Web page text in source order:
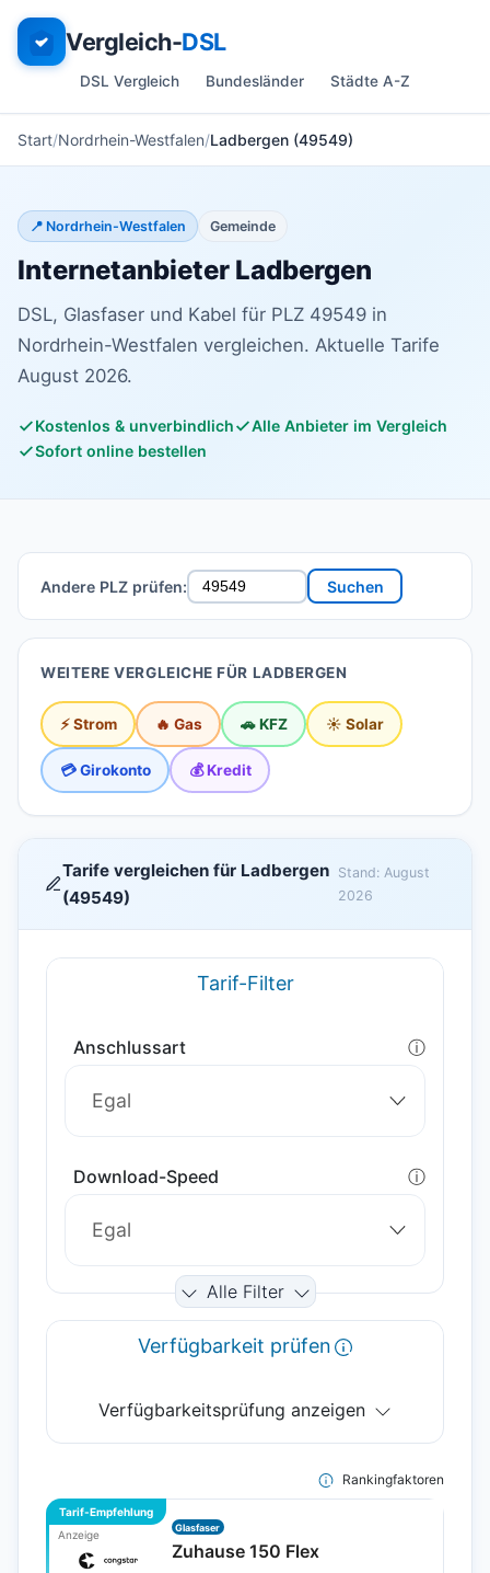
Vergleich-DSL
DSL Vergleich Bundesländer Städte A-Z
Start Nordrhein-Westfalen Ladbergen (49549)
📍 Nordrhein-Westfalen Gemeinde
Internetanbieter Ladbergen
DSL, Glasfaser und Kabel für PLZ 49549 in
Nordrhein-Westfalen vergleichen. Aktuelle Tarife
August 2026.
Kostenlos & unverbindlich
Alle Anbieter im Vergleich
Sofort online bestellen
Andere PLZ prüfen: Suchen
WEITERE VERGLEICHE FÜR LADBERGEN
⚡ Strom 🔥 Gas 🚗 KFZ ☀️ Solar
💳 Girokonto 💰 Kredit
Tarife vergleichen für Ladbergen
(49549)
Stand: August
2026